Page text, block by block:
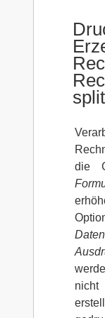
die
nicht